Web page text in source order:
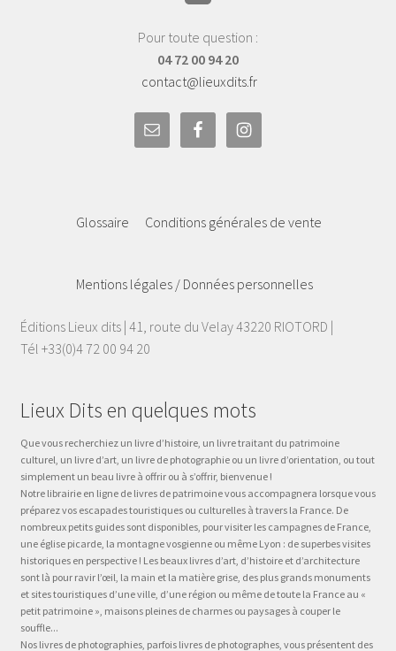
Pour toute question :
04 72 00 94 20
contact@lieuxdits.fr
Glossaire Conditions générales de vente
Mentions légales / Données personnelles
Éditions Lieux dits | 41, route du Velay 43220 RIOTORD |
Tél +33(0)4 72 00 94 20
Lieux Dits en quelques mots
Que vous recherchiez un livre d’histoire, un livre traitant du patrimoine
culturel, un livre d’art, un livre de photographie ou un livre d’orientation, ou tout
simplement un beau livre à offrir ou à s’offrir, bienvenue !
Notre librairie en ligne de livres de patrimoine vous accompagnera lorsque vous
préparez vos escapades touristiques ou culturelles à travers la France. De
nombreux petits guides sont disponibles, pour visiter les campagnes de France,
une église picarde, la montagne vosgienne ou même Lyon : de superbes visites
historiques en perspective ! Les beaux livres d’art, d’histoire et d’architecture
sont là pour ravir l’œil, la main et la matière grise, des plus grands monuments
et sites touristiques d’une ville, d’une région ou même de toute la France au «
petit patrimoine », maisons pleines de charmes ou paysages à couper le
souffle...
Nos livres de photographies, parfois livres de photographes, vous présentent des